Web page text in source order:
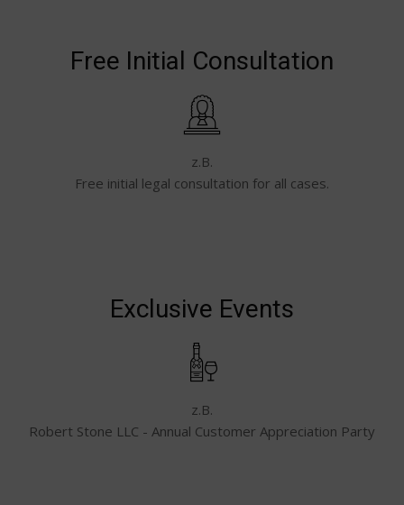
Free Initial Consultation
z.B.
Free initial legal consultation for all cases.
Exclusive Events
z.B.
Robert Stone LLC - Annual Customer Appreciation Party